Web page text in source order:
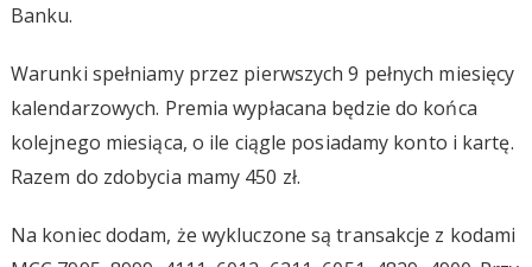
Banku.
Warunki spełniamy przez pierwszych 9 pełnych miesięcy
kalendarzowych. Premia wypłacana będzie do końca
kolejnego miesiąca, o ile ciągle posiadamy konto i kartę.
Razem do zdobycia mamy 450 zł.
Na koniec dodam, że wykluczone są transakcje z kodami